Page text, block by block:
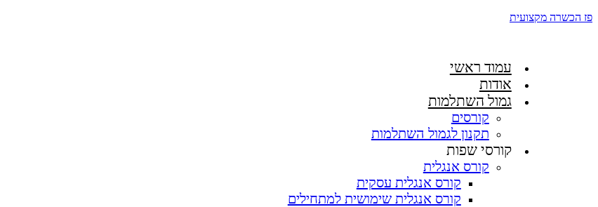
פז הכשרה מקצועית
עמוד ראשי
אודות
גמול השתלמות
קורסים
תקנון לגמול השתלמות
קורסי שפות
קורס אנגלית
קורס אנגלית עסקית
קורס אנגלית שימושית למתחילים